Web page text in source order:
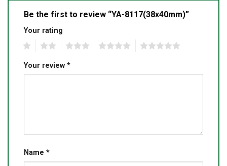
Be the first to review “YA-8117(38x40mm)”
Your rating
Your review *
Name *